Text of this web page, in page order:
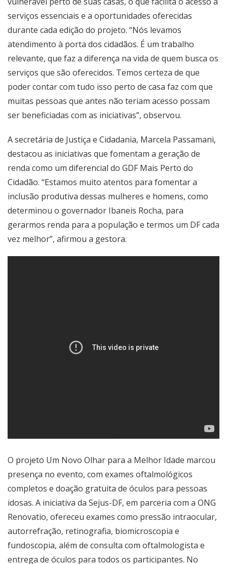
serviços essenciais e a oportunidades oferecidas
durante cada edição do projeto. “Nós levamos
atendimento à porta dos cidadãos. É um trabalho
relevante, que faz a diferença na vida de quem busca os
serviços que são oferecidos. Temos certeza de que
poder contar com tudo isso perto de casa faz com que
muitas pessoas que antes não teriam acesso possam
ser beneficiadas com as iniciativas”, observou.
A secretária de Justiça e Cidadania, Marcela Passamani,
destacou as iniciativas que fomentam a geração de
renda como um diferencial do GDF Mais Perto do
Cidadão. “Estamos muito atentos para fomentar a
inclusão produtiva dessas mulheres e homens, como
determinou o governador Ibaneis Rocha, para
gerarmos renda para a população e termos um DF cada
vez melhor”, afirmou a gestora.
O projeto Um Novo Olhar para a Melhor Idade marcou
presença no evento, com exames oftalmológicos
completos e doação gratuita de óculos para pessoas
idosas. A iniciativa da Sejus-DF, em parceria com a ONG
Renovatio, ofereceu exames como pressão intraocular,
autorrefração, retinografia, biomicroscopia e
fundoscopia, além de consulta com oftalmologista e
entrega de óculos para todos os participantes. No